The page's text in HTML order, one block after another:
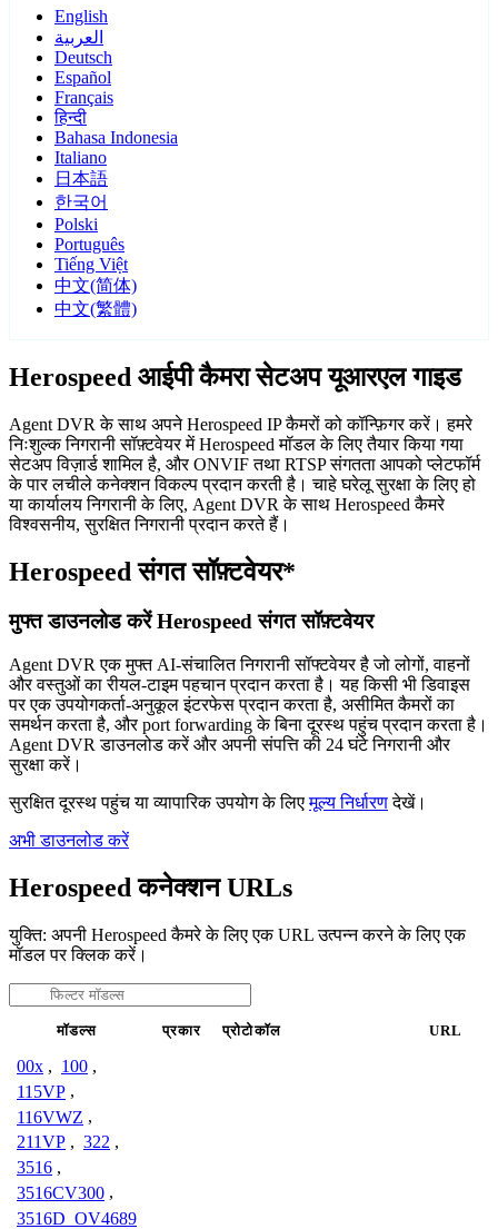
English
العربية
Deutsch
Español
Français
हिन्दी
Bahasa Indonesia
Italiano
日本語
한국어
Polski
Português
Tiếng Việt
中文(简体)
中文(繁體)
Herospeed आईपी कैमरा सेटअप यूआरएल गाइड
Agent DVR के साथ अपने Herospeed IP कैमरों को कॉन्फ़िगर करें। हमरे
निःशुल्क निगरानी सॉफ़्टवेयर में Herospeed मॉडल के लिए तैयार किया गया
सेटअप विज़ार्ड शामिल है, और ONVIF तथा RTSP संगतता आपको प्लेटफॉर्म
के पार लचीले कनेक्शन विकल्प प्रदान करती है। चाहे घरेलू सुरक्षा के लिए हो
या कार्यालय निगरानी के लिए, Agent DVR के साथ Herospeed कैमरे
विश्वसनीय, सुरक्षित निगरानी प्रदान करते हैं।
Herospeed संगत सॉफ़्टवेयर*
मुफ्त डाउनलोड करें Herospeed संगत सॉफ़्टवेयर
Agent DVR एक मुफ्त AI-संचालित निगरानी सॉफ्टवेयर है जो लोगों, वाहनों
और वस्तुओं का रीयल-टाइम पहचान प्रदान करता है। यह किसी भी डिवाइस
पर एक उपयोगकर्ता-अनुकूल इंटरफेस प्रदान करता है, असीमित कैमरों का
समर्थन करता है, और port forwarding के बिना दूरस्थ पहुंच प्रदान करता है।
Agent DVR डाउनलोड करें और अपनी संपत्ति की 24 घंटे निगरानी और
सुरक्षा करें।
सुरक्षित दूरस्थ पहुंच या व्यापारिक उपयोग के लिएमूल्य निर्धारणदेखें।
अभी डाउनलोड करें
Herospeed कनेक्शन URLs
युक्ति: अपनी Herospeed कैमरे के लिए एक URL उत्पन्न करने के लिए एक
मॉडल पर क्लिक करें।
मॉडल्स प्रकार प्रोटोकॉल URL
00x , 100 ,
115VP ,
116VWZ ,
211VP , 322 ,
3516 ,
3516CV300 ,
3516D_OV4689